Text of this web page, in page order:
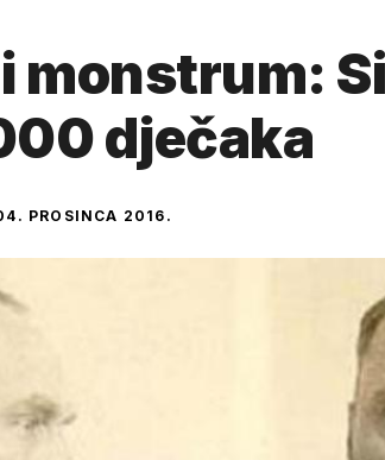
monstrum:
dječaka
PROSINCA 2016.